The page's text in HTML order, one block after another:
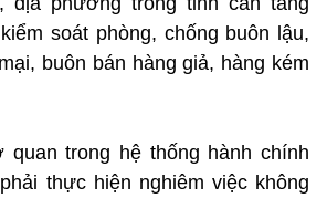
soát phòng, chống buôn lậu,
buôn bán hàng giả, hàng kém
quan trong hệ thống hành chính
thực hiện nghiêm việc không